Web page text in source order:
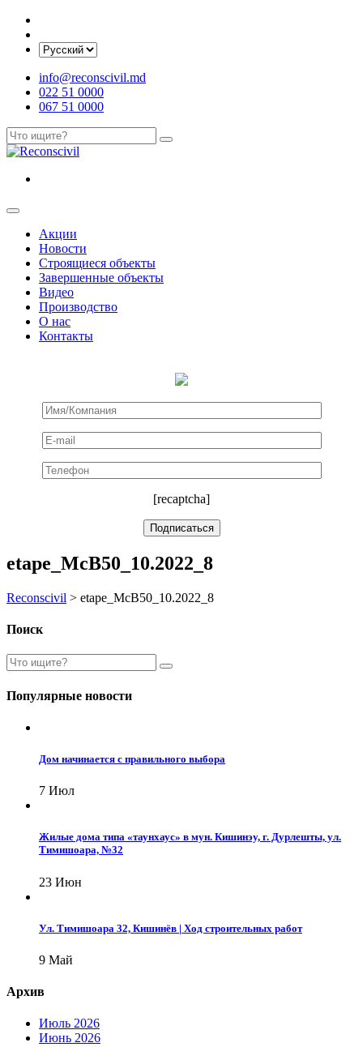
info@reconscivil.md
022 51 0000
067 51 0000
Акции
Новости
Строящиеся объекты
Завершенные объекты
Видео
Производство
О нас
Контакты
[recaptcha]
etape_McB50_10.2022_8
Reconscivil > etape_McB50_10.2022_8
Поиск
Популярные новости
Дом начинается с правильного выбора
7 Июл
Жилые дома типа «таунхаус» в мун. Кишинэу, г. Дурлешты, ул.
Тимишоара, №32
23 Июн
Ул. Тимишоара 32, Кишинёв | Ход строительных работ
9 Май
Архив
Июль 2026
Июнь 2026